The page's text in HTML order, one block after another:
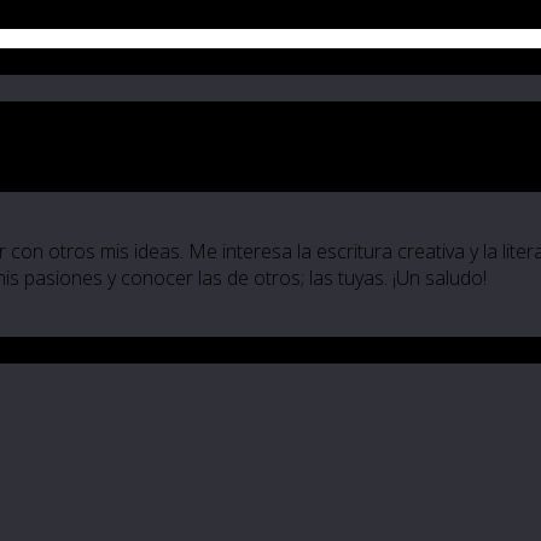
otros mis ideas. Me interesa la escritura creativa y la
pasiones y conocer las de otros; las tuyas. ¡Un saludo!